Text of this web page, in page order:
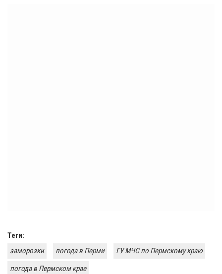
Теги:
заморозки
погода в Перми
ГУ МЧС по Пермскому краю
погода в Пермском крае